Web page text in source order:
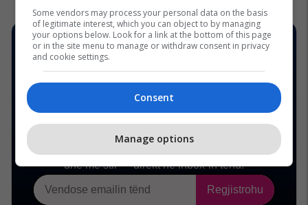
Some vendors may process your personal data on the basis
of legitimate interest, which you can object to by managing
your options below. Look for a link at the bottom of this page
or in the site menu to manage or withdraw consent in privacy
and cookie settings.
Consent
Manage options